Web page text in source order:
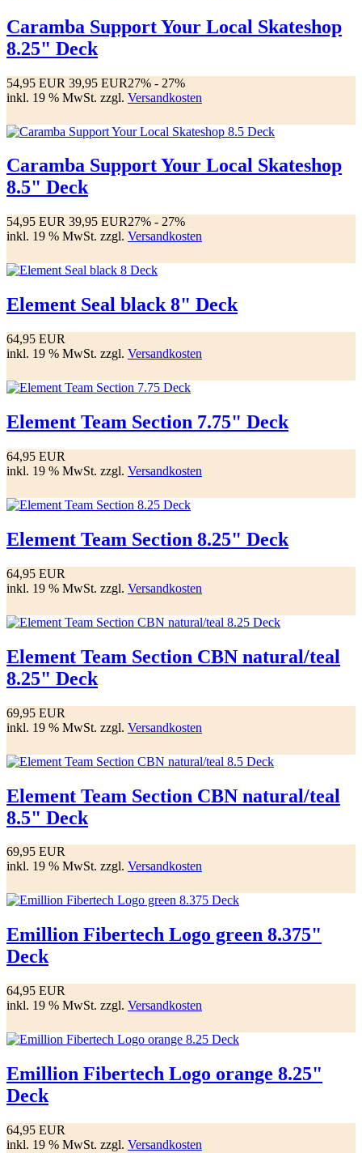
Caramba Support Your Local Skateshop
8.25" Deck
54,95 EUR 39,95 EUR27% - 27%
inkl. 19 % MwSt. zzgl. Versandkosten
Caramba Support Your Local Skateshop
8.5" Deck
54,95 EUR 39,95 EUR27% - 27%
inkl. 19 % MwSt. zzgl. Versandkosten
Element Seal black 8" Deck
64,95 EUR
inkl. 19 % MwSt. zzgl. Versandkosten
Element Team Section 7.75" Deck
64,95 EUR
inkl. 19 % MwSt. zzgl. Versandkosten
Element Team Section 8.25" Deck
64,95 EUR
inkl. 19 % MwSt. zzgl. Versandkosten
Element Team Section CBN natural/teal
8.25" Deck
69,95 EUR
inkl. 19 % MwSt. zzgl. Versandkosten
Element Team Section CBN natural/teal
8.5" Deck
69,95 EUR
inkl. 19 % MwSt. zzgl. Versandkosten
Emillion Fibertech Logo green 8.375"
Deck
64,95 EUR
inkl. 19 % MwSt. zzgl. Versandkosten
Emillion Fibertech Logo orange 8.25"
Deck
64,95 EUR
inkl. 19 % MwSt. zzgl. Versandkosten